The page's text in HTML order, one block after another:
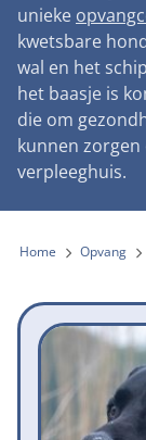
unieke
kwetsbare
wal en het
het baasje is
die om
kunnen
verpleeghuis.
Home Opvang